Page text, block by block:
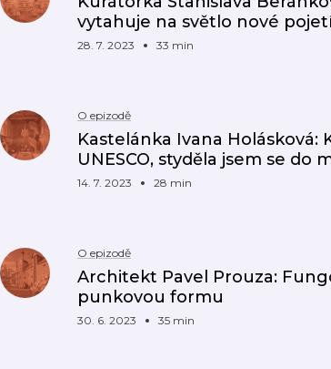
vytahuje na světlo nové
28. 7. 2023 33 min
O epizodě
Kastelánka Ivana Holásková:
UNESCO, styděla jsem se do
14. 7. 2023 28 min
O epizodě
Architekt Pavel Prouza:
punkovou formu
30. 6. 2023 35 min